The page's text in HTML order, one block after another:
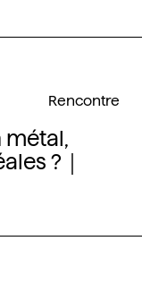
métal,
?｜
Rencontre